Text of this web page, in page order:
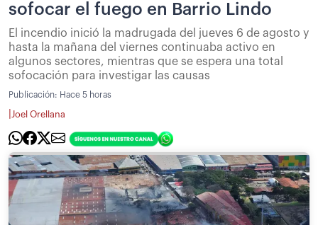
sofocar el fuego en Barrio Lindo
El incendio inició la madrugada del jueves 6 de agosto y
hasta la mañana del viernes continuaba activo en
algunos sectores, mientras que se espera una total
sofocación para investigar las causas
Publicación: Hace 5 horas
Joel Orellana